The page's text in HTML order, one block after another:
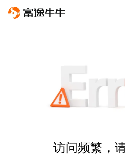
访问频繁，